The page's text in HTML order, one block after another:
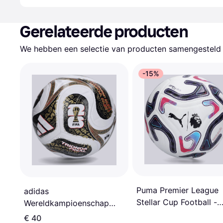
Gerelateerde producten
We hebben een selectie van producten
adidas
Wereldkampioenschap
Voetbal 26 Trionda Finals
€ 40
-15%
Puma Premier League
Stellar Cup Football -